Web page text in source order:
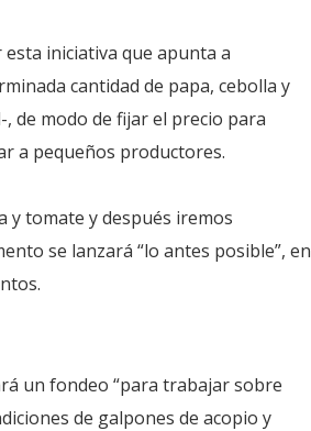
iniciativa que apunta a
cantidad de papa, cebolla y
de modo de fijar el precio para
a pequeños productores.
y tomate y después iremos
se lanzará “lo antes posible”, en
un fondeo “para trabajar sobre
de galpones de acopio y